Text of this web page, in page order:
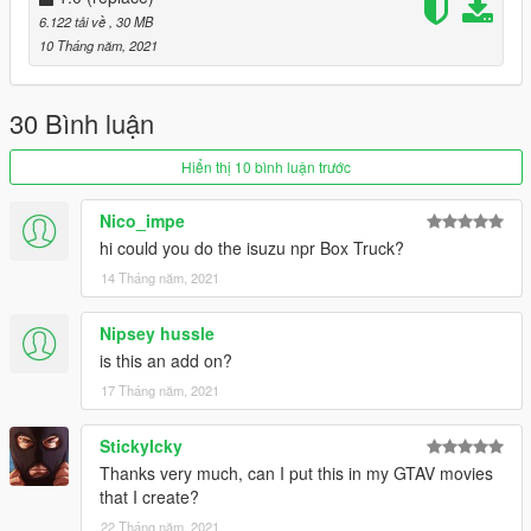
well with others
*incorrect tint window
*no dials
6.122 tải về , 30 MB
10 Tháng năm, 2021
30 Bình luận
Hiển thị 10 bình luận trước
Nico_impe
hi could you do the isuzu npr Box Truck?
14 Tháng năm, 2021
Nipsey hussle
is this an add on?
17 Tháng năm, 2021
StickyIcky
Thanks very much, can I put this in my GTAV movies
that I create?
22 Tháng năm, 2021